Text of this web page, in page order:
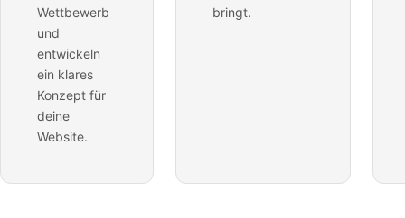
Wettbewerb
und
entwickeln
ein klares
Konzept für
deine
Website.
bringt.